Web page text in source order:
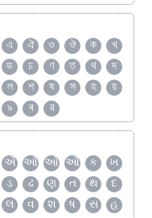
এ ঐ ও ঔ ক
খ
ড ঢ ণ ত থ
দ
ল শ ষ স হ
য়
৯ ৰ ৱ
ઐ ઑ ઓ ઔ ક
ખ
ડ ઢ ણ ત થ
દ
લ વ શ ષ સ
હ